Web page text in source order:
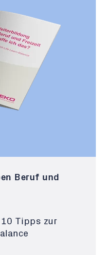
Beruf und
Tipps zur